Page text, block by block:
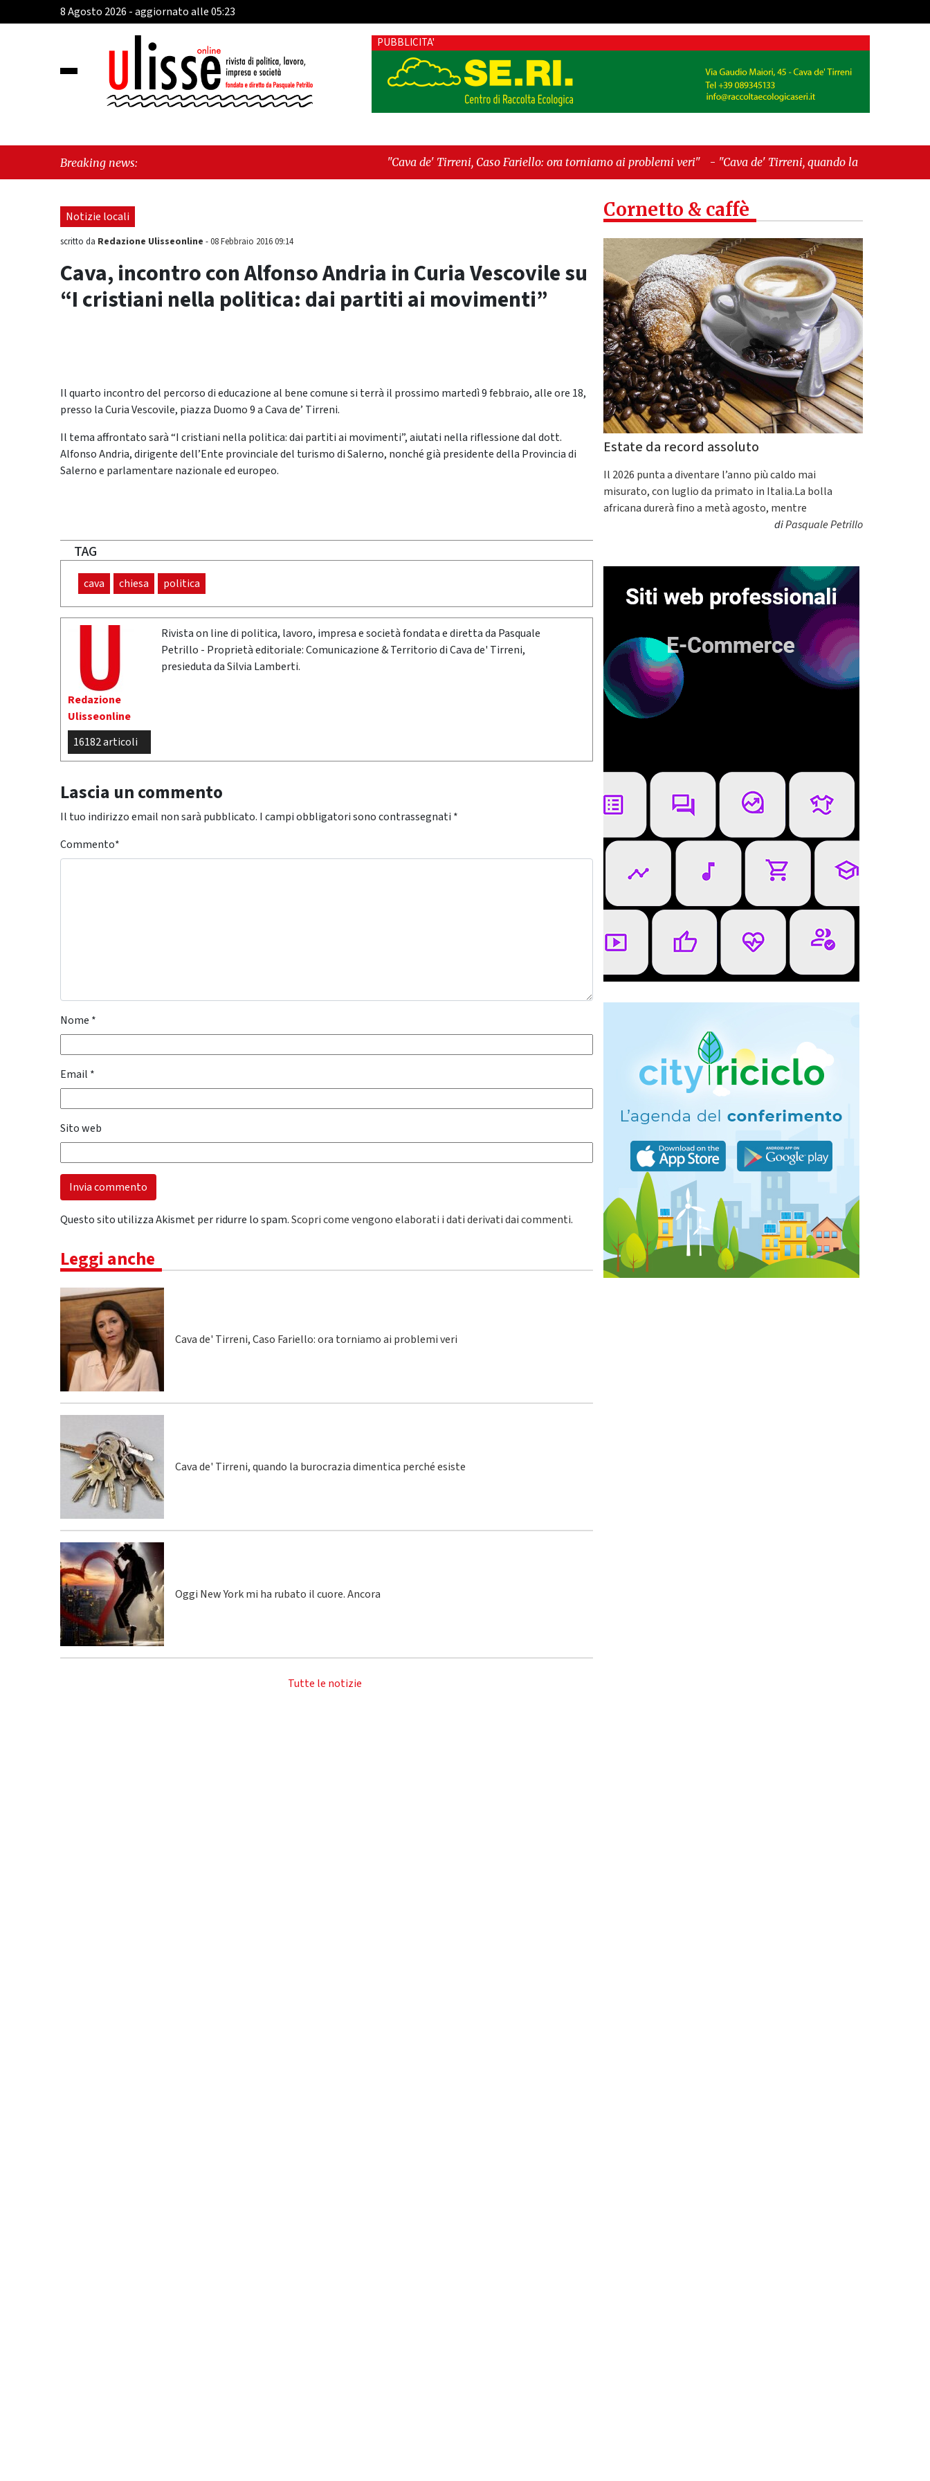
8 Agosto 2026 - aggiornato alle 05:23
PUBBLICITA'
Breaking news: "Cava de' Tirreni, Caso Fariello: ora torniamo ai problemi veri" -"Cava de' Tirreni, quando la burocrazia
dimentica perché esiste"
Notizie locali
scritto da Redazione Ulisseonline -08 Febbraio 2016 09:14
Cava, incontro con Alfonso Andria in Curia Vescovile su
“I cristiani nella politica: dai partiti ai movimenti”
Il quarto incontro del percorso di educazione al bene comune si terrà il prossimo martedì 9 febbraio, alle ore 18,
presso la Curia Vescovile, piazza Duomo 9 a Cava de’ Tirreni.
Il tema affrontato sarà “I cristiani nella politica: dai partiti ai movimenti”, aiutati nella riflessione dal dott.
Alfonso Andria, dirigente dell’Ente provinciale del turismo di Salerno, nonché già presidente della Provincia di
Salerno e parlamentare nazionale ed europeo.
TAG
cava chiesa politica
Redazione
Ulisseonline
16182 articoli
Rivista on line di politica, lavoro, impresa e società fondata e diretta da Pasquale
Petrillo - Proprietà editoriale: Comunicazione & Territorio di Cava de' Tirreni,
presieduta da Silvia Lamberti.
Lascia un commento
Il tuo indirizzo email non sarà pubblicato. I campi obbligatori sono contrassegnati *
Commento*
Nome *
Email *
Sito web
Questo sito utilizza Akismet per ridurre lo spam.Scopri come vengono elaborati i dati derivati dai commenti.
Leggi anche
Cava de' Tirreni, Caso Fariello: ora torniamo ai problemi veri
Cava de' Tirreni, quando la burocrazia dimentica perché esiste
Oggi New York mi ha rubato il cuore. Ancora
Tutte le notizie
Cornetto & caffè
Estate da record assoluto
Il 2026 punta a diventare l’anno più caldo mai
misurato, con luglio da primato in Italia.La bolla
africana durerà fino a metà agosto, mentre
diPasquale Petrillo